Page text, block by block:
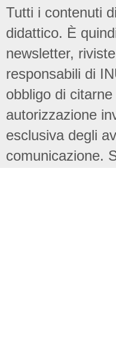
Tutti i contenuti
didattico. È
newsletter,
responsabili di
obbligo di
autorizzazione
esclusiva degli
comunicazione.